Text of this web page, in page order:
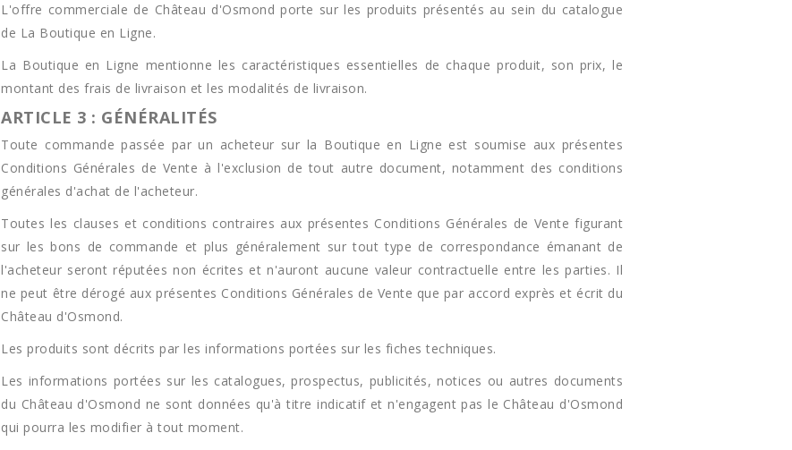
L'offre commerciale de Château d'Osmond porte sur les produits présentés au sein du catalogue
de La Boutique en Ligne.
La Boutique en Ligne mentionne les caractéristiques essentielles de chaque produit, son prix, le
montant des frais de livraison et les modalités de livraison.
ARTICLE 3 : GÉNÉRALITÉS
Toute commande passée par un acheteur sur la Boutique en Ligne est soumise aux présentes
Conditions Générales de Vente à l'exclusion de tout autre document, notamment des conditions
générales d'achat de l'acheteur.
Toutes les clauses et conditions contraires aux présentes Conditions Générales de Vente figurant
sur les bons de commande et plus généralement sur tout type de correspondance émanant de
l'acheteur seront réputées non écrites et n'auront aucune valeur contractuelle entre les parties. Il
ne peut être dérogé aux présentes Conditions Générales de Vente que par accord exprès et écrit du
Château d'Osmond.
Les produits sont décrits par les informations portées sur les fiches techniques.
Les informations portées sur les catalogues, prospectus, publicités, notices ou autres documents
du Château d'Osmond ne sont données qu'à titre indicatif et n'engagent pas le Château d'Osmond
qui pourra les modifier à tout moment.